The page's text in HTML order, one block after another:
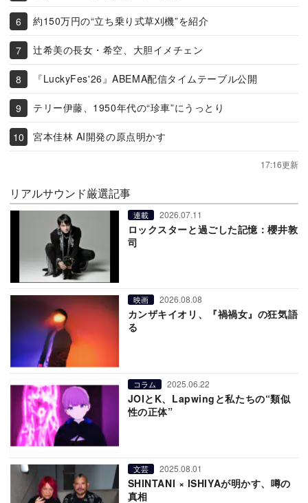
約150万円の“立ち乗り式草刈機”を紹介
辻希美の長女・希空、大胆イメチェン
『LuckyFes'26』ABEMA配信タイムテーブル公開
テリー伊藤、1950年代の“珍車”にうっとり
宮本佳林 AI開発の原点明かす
17:16更新
リアルサウンド厳選記事
連載 2026.07.11
ロックスターと過ごした記憶：櫻井敦
司
映画 2026.08.08
カンザキイオリ、『禍禍女』の狂気語
る
コラム 2025.06.22
JOIとK、Lapwingと私たちの“類似
性の正体”
文芸 2025.08.01
SHINTANI × ISHIYAが明かす、噂の
真相